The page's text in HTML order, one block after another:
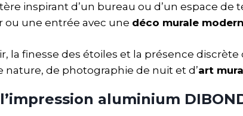
inspirant d’un bureau ou d’un espace de
ou une entrée avec une déco murale
la finesse des étoiles et la présence
nature, de photographie de nuit et d’art
aluminium